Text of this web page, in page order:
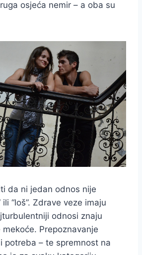
osjeća nemir – a oba su
da ni jedan odnos nije
“loš”. Zdrave veze imaju
odnosi znaju
Prepoznavanje
potreba – te spremnost na